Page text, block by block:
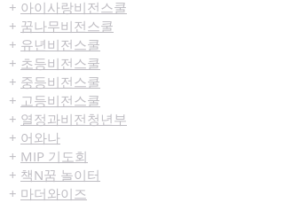
+ 아이사랑비전스쿨
+ 꿈나무비전스쿨
+ 유년비전스쿨
+ 초등비전스쿨
+ 중등비전스쿨
+ 고등비전스쿨
+ 열정과비전청년부
+ 어와나
+ MIP 기도회
+ 책N꿈 놀이터
+ 마더와이즈